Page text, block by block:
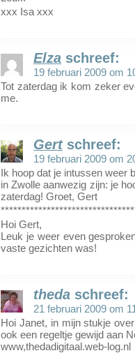
xxx Isa xxx
Elza schreef:
19 februari 2009 om
Tot zaterdag ik kom zeker
me.
Gert schreef:
19 februari 2009 om
Ik hoop dat je intussen weer
in Zwolle aanwezig zijn: je
zaterdag! Groet, Gert
Hoi Gert,
Leuk je weer even
vaste gezichten was!
theda schreef:
21 februari 2009 om
Hoi Janet, in mijn stukje
ook een regeltje gewijd aan
www,thedadigitaal.web-log.nl